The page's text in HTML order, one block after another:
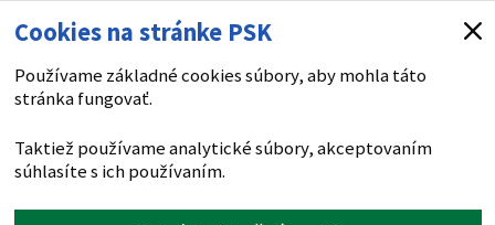
Cookies na stránke PSK
Používame základné cookies súbory, aby mohla táto
stránka fungovať.
Taktiež používame analytické súbory, akceptovaním
súhlasíte s ich používaním.